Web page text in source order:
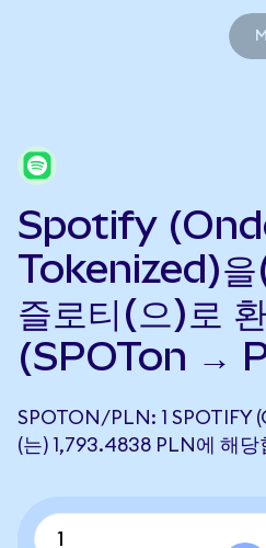
Spotify
Tokenized)을
즐로티(으)로
(SPOTon →
SPOTON/PLN: 1 SPOTIFY
(는) 1,793.4838 PLN에 해당